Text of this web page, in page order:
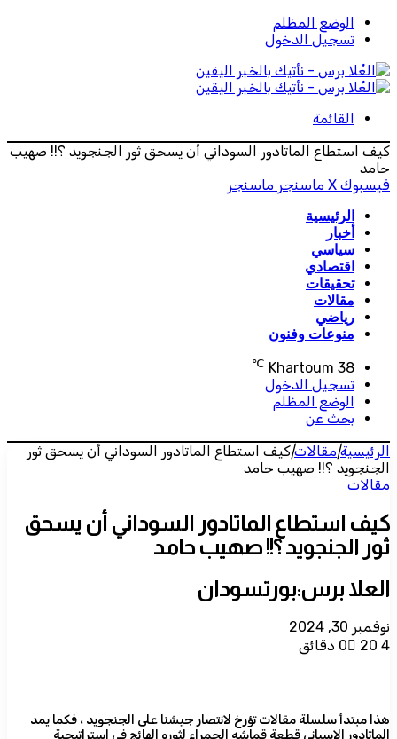
الوضع المظلم
تسجيل الدخول
القائمة
كيف استطاع الماتادور السوداني أن يسحق ثور الجنجويد ؟!! صهيب
حامد
فيسبوك ‫X ماسنجر ماسنجر
الرئيسية
أخبار
سياسي
اقتصادي
تحقيقات
مقالات
رياضي
منوعات وفنون
Khartoum 38
℃
تسجيل الدخول
الوضع المظلم
بحث عن
الرئيسية|مقالات|كيف استطاع الماتادور السوداني أن يسحق ثور
الجنجويد ؟!! صهيب حامد
مقالات
كيف استطاع الماتادور السوداني أن يسحق
ثور الجنجويد ؟!! صهيب حامد
العلا برس:بورتسودان
نوفمبر 30, 2024
0
20 4 دقائق
هذا مبتدأ سلسلة مقالات تؤرخ لانتصار جيشنا على الجنجويد ، فكما يمد
الماتادور الإسباني قطعة قماشه الحمراء لثوره الهائج في استراتيجية